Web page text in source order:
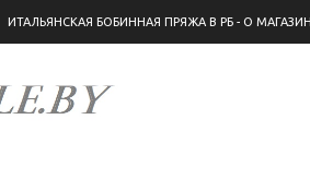
ИТАЛЬЯНСКАЯ БОБИННАЯ ПРЯЖА В РБ - О